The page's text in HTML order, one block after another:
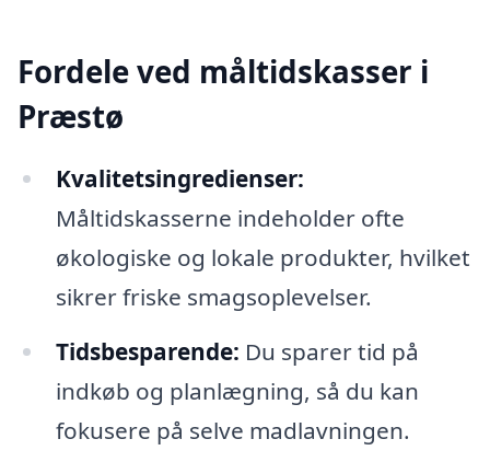
Fordele ved måltidskasser i
Præstø
Kvalitetsingredienser:
Måltidskasserne indeholder ofte
økologiske og lokale produkter, hvilket
sikrer friske smagsoplevelser.
Tidsbesparende: Du sparer tid på
indkøb og planlægning, så du kan
fokusere på selve madlavningen.